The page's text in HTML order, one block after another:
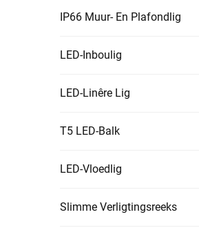
IP66 Muur- En Plafondlig
LED-Inboulig
LED-Linêre Lig
T5 LED-Balk
LED-Vloedlig
Slimme Verligtingsreeks